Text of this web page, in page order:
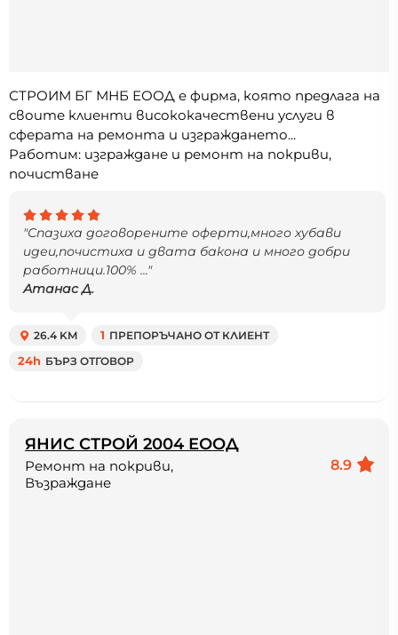
СТРОИМ БГ МНБ ЕООД е фирма, която предлага на
своите клиенти висококачествени услуги в
сферата на ремонта и изграждането...
Работим: изграждане и ремонт на покриви,
почистване
"Спазиха договорените оферти,много хубави
идеи,почистиха и двата бакона и много добри
работници.100% ..."
Атанас Д.
26.4 KM 1 ПРЕПОРЪЧАНО ОТ КЛИЕНТ
24h БЪРЗ ОТГОВОР
ЯНИС СТРОЙ 2004 ЕООД
8.9
Ремонт на покриви,
Възраждане